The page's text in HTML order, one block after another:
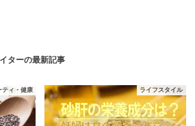
ターの最新記事
ティ・健康 ライフスタイル